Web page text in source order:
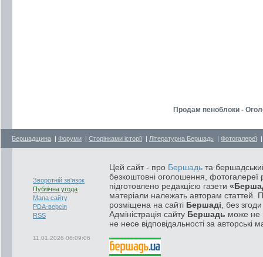
Продам пеноблоки -
Бершадщина | Форуми | Сторінками історії | Літературна Бершадь | Фотогалереї
Зворотній зв'язок
Публічна угода
Мапа сайту
PDA-версія
RSS
11.01.2026 06:09:06
Цей сайт - про Бершадь та
безкоштовні оголошення, фотогалереї
підготовлено редакцією газети
матеріали належать авторам статтей.
розміщена на сайті Бершаді , без
Адміністрація сайту Бершадь може не
не несе відповідальності за авторські